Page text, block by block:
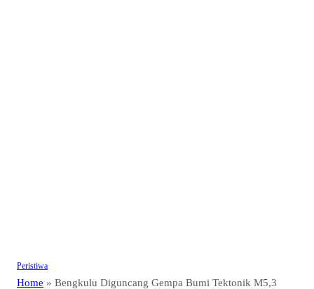
Peristiwa
Home » Bengkulu Diguncang Gempa Bumi Tektonik M5,3